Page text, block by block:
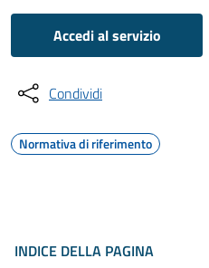
Accedi al servizio
Condividi
Normativa di riferimento
INDICE DELLA PAGINA